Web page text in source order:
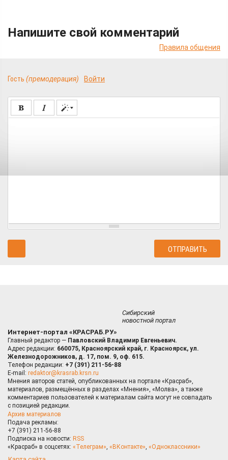
Напишите свой комментарий
Правила общения
Гость (премодерация) Войти
Сибирский
новостной портал
Интернет-портал «КРАСРАБ.РУ»
Главный редактор — Павловский Владимир Евгеньевич.
Адрес редакции: 660075, Красноярский край, г. Красноярск, ул.
Железнодорожников, д. 17, пом. 9, оф. 615.
Телефон редакции: +7 (391) 211-56-88
E-mail: redaktor@krasrab.krsn.ru
Мнения авторов статей, опубликованных на портале «Красраб»,
материалов, размещённых в разделах «Мнения», «Молва», а также
комментариев пользователей к материалам сайта могут не совпадать
с позицией редакции.
Архив материалов
Подача рекламы:
+7 (391) 211-56-88
Подписка на новости: RSS
«Красраб» в соцсетях: «Телеграм» «ВКонтакте» «Одноклассники»